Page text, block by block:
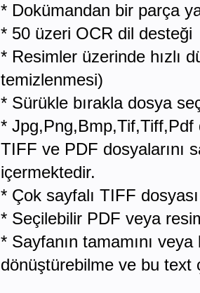
* Dokümandan bir parça
* 50 üzeri OCR dil desteği
* Resimler üzerinde hızlı
temizlenmesi)
* Sürükle bırakla dosya
* Jpg,Png,Bmp,Tif,Tiff,Pdf
TIFF ve PDF dosyalarını
içermektedir.
* Çok sayfalı TIFF
* Seçilebilir PDF veya
* Sayfanın tamamını
dönüştürebilme ve bu text